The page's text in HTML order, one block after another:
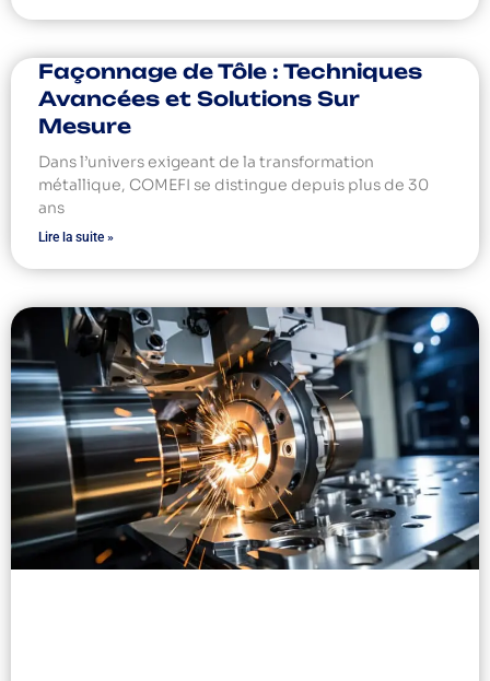
Façonnage de Tôle : Techniques
Avancées et Solutions Sur
Mesure
Dans l’univers exigeant de la transformation
métallique, COMEFI se distingue depuis plus de 30
ans
Lire la suite »